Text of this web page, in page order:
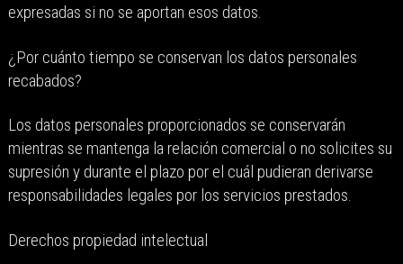
expresadas si no se aportan esos datos.
¿Por cuánto tiempo se conservan los datos personales
recabados?
Los datos personales proporcionados se conservarán
mientras se mantenga la relación comercial o no solicites su
supresión y durante el plazo por el cuál pudieran derivarse
responsabilidades legales por los servicios prestados.
Derechos propiedad intelectual